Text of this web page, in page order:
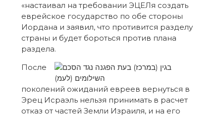
«настаивал на требовании ЭЦЕЛя создать
еврейское государство по обе стороны
Иордана и заявил, что противится разделу
страны и будет бороться против плана
раздела.
После
поколений ожиданий евреев вернуться в
Эрец Исраэль нельзя принимать в расчет
отказ от частей Земли Израиля, и на его